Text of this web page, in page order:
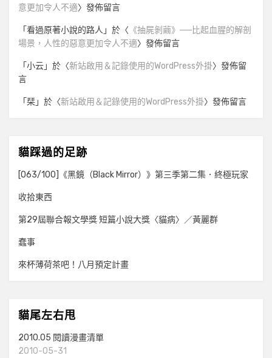
意更加令人不適〉發佈留言
「看過原著小說的路人 」於〈 《抽屍剝繭》──比起血腥的解剖
場景，人性的惡意更加令人不適〉發佈留言
「小云」於〈新站啟用＆記錄使用的WordPress外掛〉發佈留
言
「栞」於〈新站啟用＆記錄使用的WordPress外掛〉發佈留言
貓踩過的足跡
[063/100]《黑鏡（Black Mirror）》第三季第二集．終極玩家
收拾東西
第29屆聯合報文學獎 短篇小說大獎〈貓病〉／黃麗群
蠢事
來杯薄荷茶吧！八月預定計畫
貓尾左右甩
2010.05 閱讀漫畫清單
2010-05-31